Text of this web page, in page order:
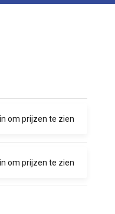
om prijzen te zien
om prijzen te zien